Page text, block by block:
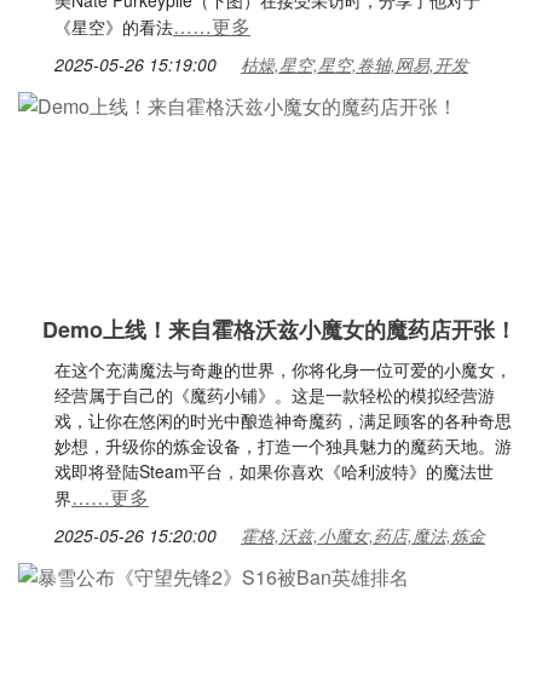
《星空》的看法……更多
2025-05-26 15:19:00 枯燥,星空,星空,卷轴,网易,开发
Demo上线！来自霍格沃兹小魔女的魔药店开张！
在这个充满魔法与奇趣的世界，你将化身一位可爱的小魔女，
经营属于自己的《魔药小铺》。这是一款轻松的模拟经营游
戏，让你在悠闲的时光中酿造神奇魔药，满足顾客的各种奇思
妙想，升级你的炼金设备，打造一个独具魅力的魔药天地。游
戏即将登陆Steam平台，如果你喜欢《哈利波特》的魔法世
界……更多
2025-05-26 15:20:00 霍格,沃兹,小魔女,药店,魔法,炼金